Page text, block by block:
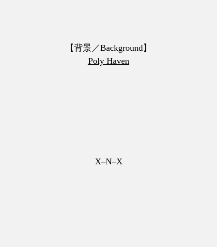
【背景／Background】
Poly Haven
X–N–X